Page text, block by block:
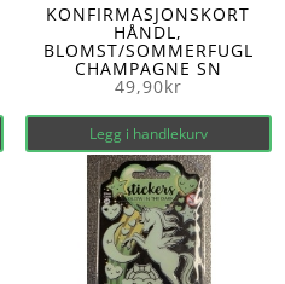
KONFIRMASJONSKORT
HÅNDL,
BLOMST/SOMMERFUGL
CHAMPAGNE SN
49,90kr
Legg i handlekurv